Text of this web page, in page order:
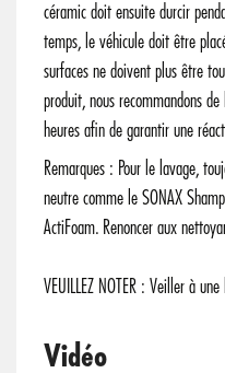
céramic doit ensuite durcir
temps, le véhicule doit être
surfaces ne doivent plus être
produit, nous recommandons
heures afin de garantir une
Remarques : Pour le lavage,
neutre comme le SONAX
ActiFoam. Renoncer aux
VEUILLEZ NOTER : Veiller à
Vidéo